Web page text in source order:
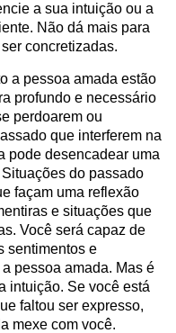
a sua intuição ou a
Não dá mais para
concretizadas.
a pessoa amada estão
profundo e necessário
perdoarem ou
que interferem na
pode desencadear uma
do passado
façam uma reflexão
e situações que
Você será capaz de
sentimentos e
pessoa amada. Mas é
intuição. Se você está
faltou ser expresso,
mexe com você.